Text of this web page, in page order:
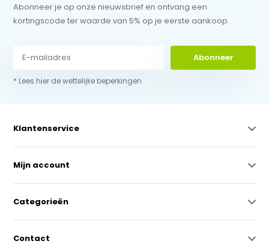
Abonneer je op onze nieuwsbrief en ontvang een
kortingscode ter waarde van 5% op je eerste aankoop.
Abonneer
* Lees hier de wettelijke beperkingen
Klantenservice
Mijn account
Categorieën
Contact